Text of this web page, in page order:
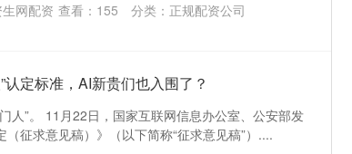
网配资 查看： 155 分类： 正规配资公司
定标准，AI新贵们也入围了？
人”。 11月22日，国家互联网信息办公室、公安部发
征求意见稿）》（以下简称“征求意见稿”）....